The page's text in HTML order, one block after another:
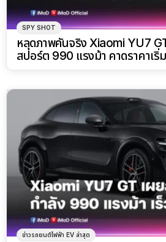
SPY SHOT
หลุดภาพคันจริง Xiaomi YU7
สปอร์ต 990 แรงม้า คาดราคาเริ่
ข่าวรถยนต์ไฟฟ้า EV ล่าสุด